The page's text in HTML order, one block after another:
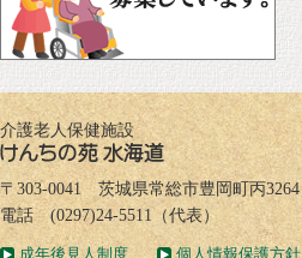
介護老人保健施設
〒303-0041 茨城県常総市豊岡町丙3264
電話 (0297)24-5511（代表）
成年後見人制度 個人情報保護方針